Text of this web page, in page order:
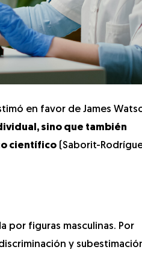
en favor de James
sino que también
científico (Saborit-
por figuras masculinas. Por
y